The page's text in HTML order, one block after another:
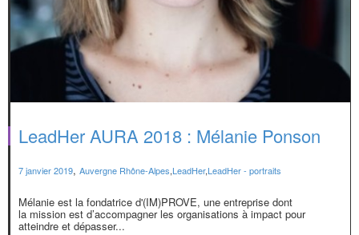
LeadHer AURA 2018 : Mélanie Ponson
7 janvier 2019, Auvergne Rhône-Alpes,LeadHer,LeadHer - portraits
Mélanie est la fondatrice d'(IM)PROVE, une entreprise dont
la mission est d’accompagner les organisations à impact pour
atteindre et dépasser...